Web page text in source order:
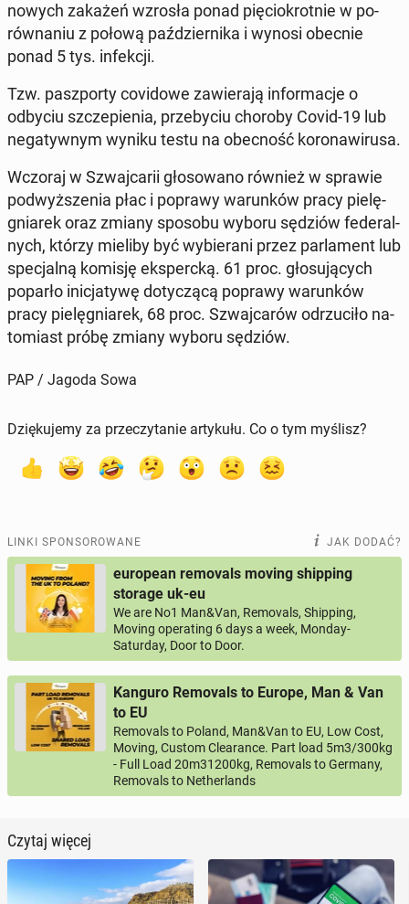
nowych zakażeń wzrosła ponad pię­cio­krot­nie w po­
rów­na­niu z połową paź­dzier­ni­ka i wynosi obecnie
ponad 5 tys. in­fek­cji.
Tzw. pasz­por­ty co­vi­do­we za­wie­ra­ją in­for­ma­cje o
odbyciu szcze­pie­nia, prze­by­ciu choroby Covid-19 lub
ne­ga­tyw­nym wyniku testu na obec­ność ko­ro­na­wi­ru­sa.
Wczoraj w Szwaj­ca­rii gło­so­wa­no również w sprawie
pod­wyż­sze­nia płac i poprawy wa­run­ków pracy pie­lę­
gnia­rek oraz zmiany sposobu wyboru sędziów fe­de­ral­
nych, którzy mieliby być wy­bie­ra­ni przez par­la­ment lub
spe­cjal­ną komisję eks­perc­ką. 61 proc. gło­su­ją­cych
poparło ini­cja­ty­wę do­ty­czą­cą poprawy wa­run­ków
pracy pie­lę­gnia­rek, 68 proc. Szwaj­ca­rów od­rzu­ci­ło na­
to­miast próbę zmiany wyboru sędziów.
PAP / Jagoda Sowa
Dziękujemy za przeczytanie artykułu. Co o tym myślisz?
LINKI SPONSOROWANE JAK DODAĆ?
european removals moving shipping
storage uk-eu
We are No1 Man&Van, Removals, Shipping,
Moving operating 6 days a week, Monday-
Saturday, Door to Door.
Kanguro Removals to Europe, Man & Van
to EU
Removals to Poland, Man&Van to EU, Low Cost,
Moving, Custom Clearance. Part load 5m3/300kg
- Full Load 20m31200kg, Removals to Germany,
Removals to Netherlands
Czytaj więcej